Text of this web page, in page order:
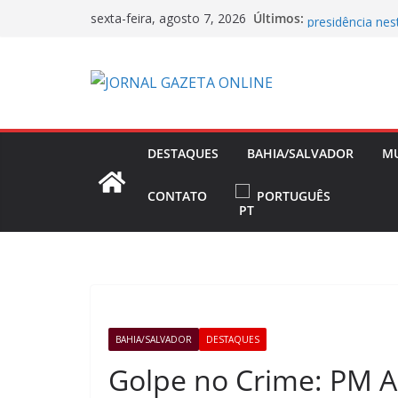
sexta-feira, agosto 7, 2026 Últimos: Flávio
Frente Fria
DESTAQUES BAHIA/SALVADOR
CONTATO PORTUGUÊS
BAHIA/SALVADOR DESTAQUES
Golpe no Crime: PM